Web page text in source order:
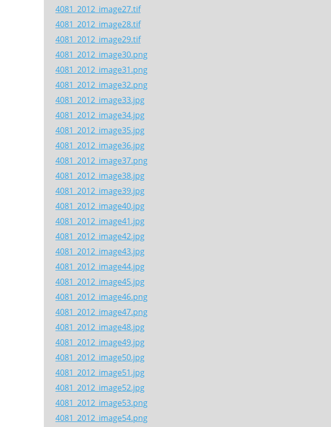
4081_2012_image27.tif
4081_2012_image28.tif
4081_2012_image29.tif
4081_2012_image30.png
4081_2012_image31.png
4081_2012_image32.png
4081_2012_image33.jpg
4081_2012_image34.jpg
4081_2012_image35.jpg
4081_2012_image36.jpg
4081_2012_image37.png
4081_2012_image38.jpg
4081_2012_image39.jpg
4081_2012_image40.jpg
4081_2012_image41.jpg
4081_2012_image42.jpg
4081_2012_image43.jpg
4081_2012_image44.jpg
4081_2012_image45.jpg
4081_2012_image46.png
4081_2012_image47.png
4081_2012_image48.jpg
4081_2012_image49.jpg
4081_2012_image50.jpg
4081_2012_image51.jpg
4081_2012_image52.jpg
4081_2012_image53.png
4081_2012_image54.png